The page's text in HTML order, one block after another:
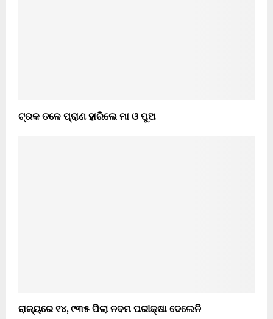
ଟ୍ରକ ତଳେ ପ୍ରାଣ ହାରିଲେ ମା ଓ ପୁଅ
ରାଜ୍ୟରେ ୧୪, ୯୩୫ ପିଲା ନବମ ପରୀକ୍ଷା ଦେଲେନି